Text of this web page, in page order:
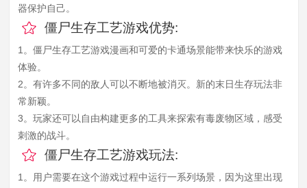
器保护自己。
僵尸生存工艺游戏优势:
1。僵尸生存工艺游戏漫画和可爱的卡通场景能带来快乐的游戏
体验。
2。有许多不同的敌人可以不断地被消灭。新的末日生存玩法非
常新颖。
3。玩家还可以自由构建更多的工具来探索有毒废物区域，感受
刺激的战斗。
僵尸生存工艺游戏玩法:
1。用户需要在这个游戏过程中运行一系列场景，因为这里出现